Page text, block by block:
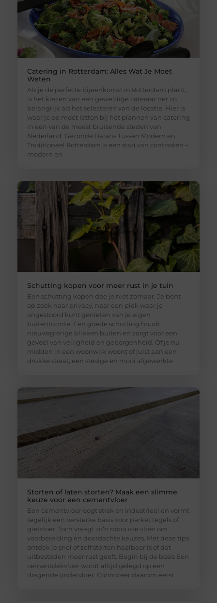
Catering in Rotterdam: Alles Wat Je Moet
Weten
Als je de perfecte bijeenkomst in Rotterdam plant,
is het kiezen van een geweldige cateraar net zo
belangrijk als het selecteren van de locatie. Hier is
waar je op moet letten bij het plannen van catering
in een van de meest bruisende steden van
Nederland. Gezonde Balans Tussen Modern en
Traditioneel Rotterdam is een stad van contrasten –
modern en
Schutting kopen voor meer rust in je tuin
Een schutting kopen doe je niet zomaar. Je bent
op zoek naar privacy, naar een plek waar je
ongestoord kunt genieten van je eigen
buitenruimte. Een goede schutting houdt
nieuwsgierige blikken buiten en zorgt voor een
gevoel van veiligheid en geborgenheid. Of je nu
midden in een woonwijk woont of juist aan een
drukke straat, een stevige en mooi afgewerkte
Storten of laten storten? Maak een slimme
keuze voor een cementvloer
Een cementvloer oogt strak en industrieel en vormt
tegelijk een oersterke basis voor parket tegels of
gietvloer. Toch vraagt zo’n robuuste vloer om
voorbereiding en doordachte keuzes. Met deze tips
ontdek je snel of zelf storten haalbaar is of dat
uitbesteden meer rust geeft. Begin bij de basis Een
cementdekvloer wordt altijd gelegd op een
dragende ondervloer. Controleer daarom eerst